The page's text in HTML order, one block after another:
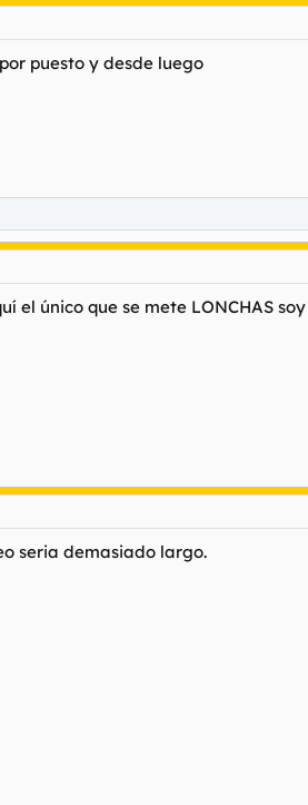
puesto y desde luego
el único que se mete LONCHAS
seria demasiado largo.